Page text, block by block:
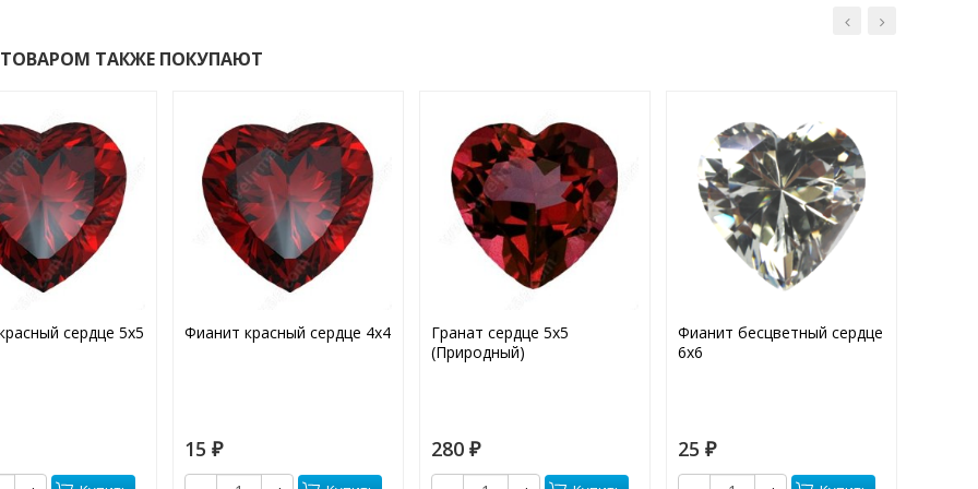
ТАКЖЕ ПОКУПАЮТ
сердце 5х5 Фианит красный сердце 4х4
15 ₽
Гранат сердце 5х5
(Природный)
280 ₽
Фианит бесцветный сердце
6х6
25 ₽